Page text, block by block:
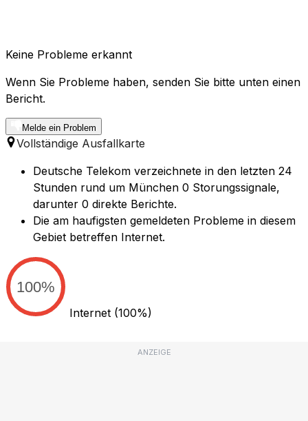
Keine Probleme erkannt
Wenn Sie Probleme haben, senden Sie bitte unten einen
Bericht.
Melde ein Problem
Vollständige Ausfallkarte
Deutsche Telekom verzeichnete in den letzten 24
Stunden rund um München 0 Storungssignale,
darunter 0 direkte Berichte.
Die am haufigsten gemeldeten Probleme in diesem
Gebiet betreffen Internet.
100%
Internet (100%)
ANZEIGE